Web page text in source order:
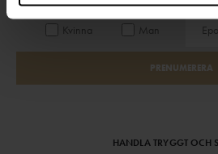
Kvinna Man
PRENUMERERA
HANDLA TRYGGT OCH